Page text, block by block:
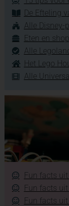
De Efteling
Alle Disney-
Eten en
Alle
Het Lego
Alle
Fun facts
Fun facts
Fun facts